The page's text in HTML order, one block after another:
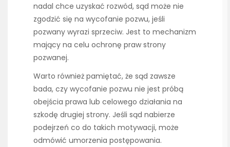
nadal chce uzyskać rozwód, sąd może nie
zgodzić się na wycofanie pozwu, jeśli
pozwany wyrazi sprzeciw. Jest to mechanizm
mający na celu ochronę praw strony
pozwanej.
Warto również pamiętać, że sąd zawsze
bada, czy wycofanie pozwu nie jest próbą
obejścia prawa lub celowego działania na
szkodę drugiej strony. Jeśli sąd nabierze
podejrzeń co do takich motywacji, może
odmówić umorzenia postępowania.